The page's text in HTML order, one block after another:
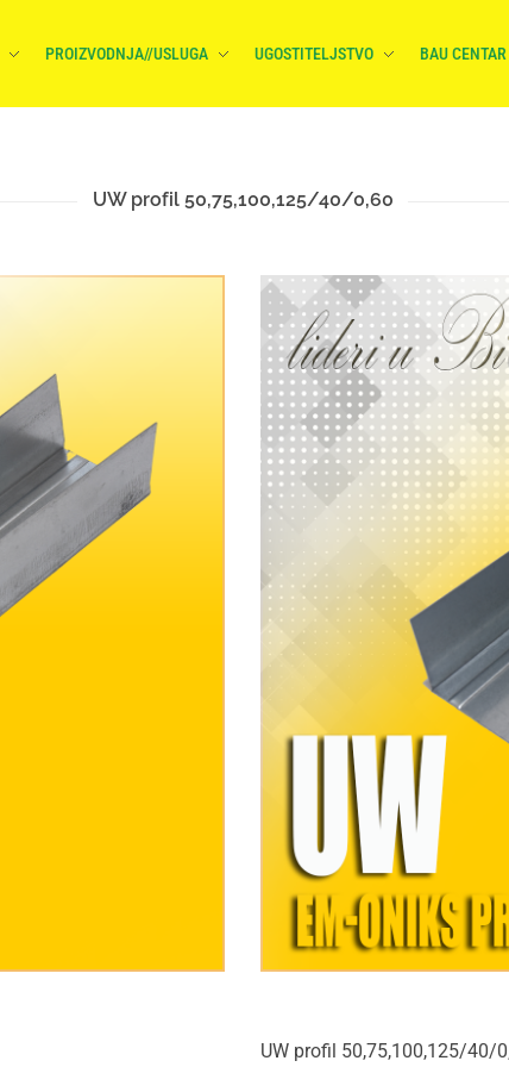
PROIZVODNJA//USLUGA UGOSTITELJSTVO BAU CENTAR
UW profil 50,75,100,125/40/0,60
UW profil 50,75,100,125/40/